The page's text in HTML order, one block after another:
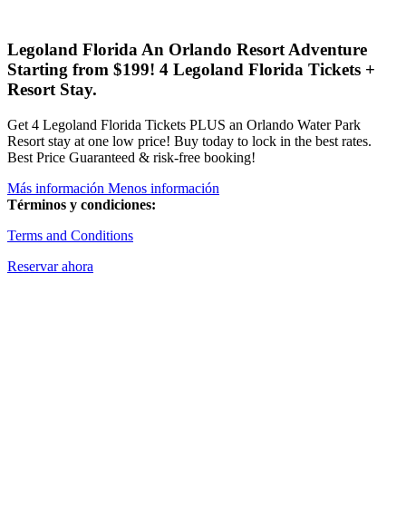
Legoland Florida An Orlando Resort Adventure
Starting from $199! 4 Legoland Florida Tickets +
Resort Stay.
Get 4 Legoland Florida Tickets PLUS an Orlando Water Park
Resort stay at one low price! Buy today to lock in the best rates.
Best Price Guaranteed & risk-free booking!
Más información Menos información
Términos y condiciones:
Terms and Conditions
Reservar ahora